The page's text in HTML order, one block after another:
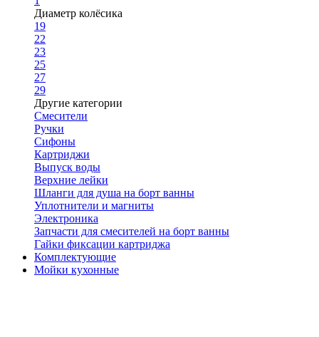
Диаметр колёсика
19
22
23
25
27
29
Другие категории
Смесители
Ручки
Сифоны
Картриджи
Выпуск воды
Верхние лейки
Шланги для душа на борт ванны
Уплотнители и магниты
Электроника
Запчасти для смесителей на борт ванны
Гайки фиксации картриджа
Комплектующие
Мойки кухонные